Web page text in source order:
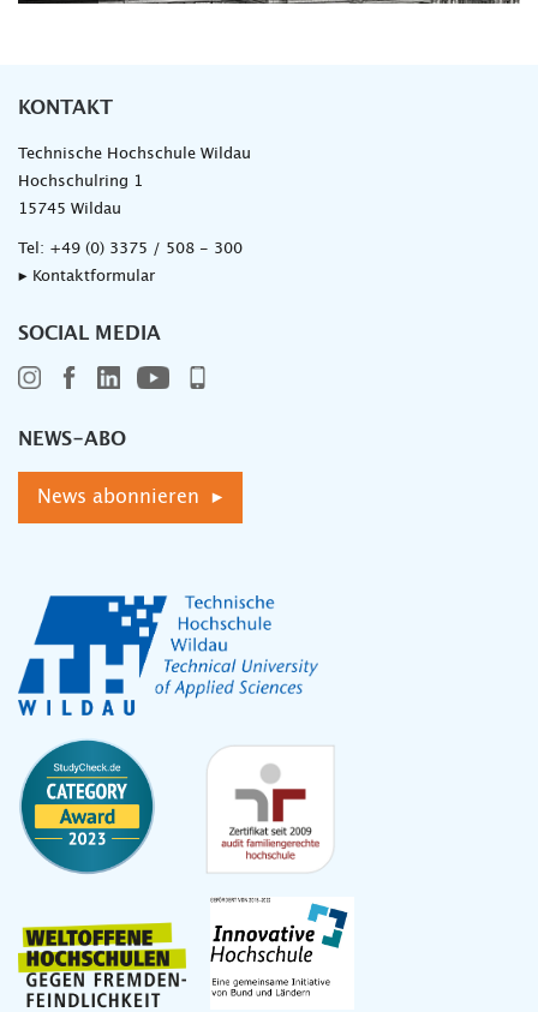
KONTAKT
Technische Hochschule Wildau
Hochschulring 1
15745 Wildau
Tel: +49 (0) 3375 / 508 - 300
▸ Kontaktformular
SOCIAL MEDIA
NEWS-ABO
News abonnieren ▸